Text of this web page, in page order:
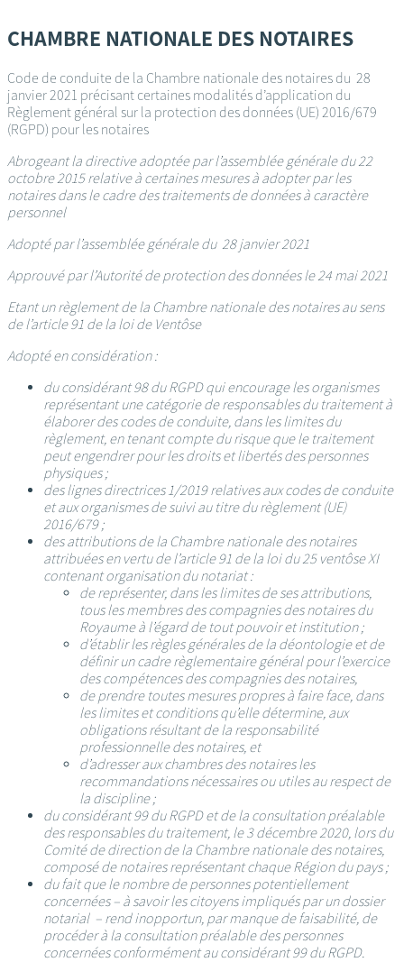
au
contenu
CHAMBRE NATIONALE DES NOTAIRES
Code de conduite de la Chambre nationale des notaires du 28
janvier 2021 précisant certaines modalités d’application du
Règlement général sur la protection des données (UE) 2016/679
(RGPD) pour les notaires
Abrogeant la directive adoptée par l’assemblée générale du 22
octobre 2015 relative à certaines mesures à adopter par les
notaires dans le cadre des traitements de données à caractère
personnel
Adopté par l’assemblée générale du 28 janvier 2021
Approuvé par l’Autorité de protection des données le 24 mai 2021
Etant un règlement de la Chambre nationale des notaires au sens
de l’article 91 de la loi de Ventôse
Adopté en considération :
du considérant 98 du RGPD qui encourage les organismes
représentant une catégorie de responsables du traitement à
élaborer des codes de conduite, dans les limites du
règlement, en tenant compte du risque que le traitement
peut engendrer pour les droits et libertés des personnes
physiques ;
des lignes directrices 1/2019 relatives aux codes de conduite
et aux organismes de suivi au titre du règlement (UE)
2016/679 ;
des attributions de la Chambre nationale des notaires
attribuées en vertu de l’article 91 de la loi du 25 ventôse XI
contenant organisation du notariat :
de représenter, dans les limites de ses attributions,
tous les membres des compagnies des notaires du
Royaume à l’égard de tout pouvoir et institution ;
d’établir les règles générales de la déontologie et de
définir un cadre règlementaire général pour l’exercice
des compétences des compagnies des notaires,
de prendre toutes mesures propres à faire face, dans
les limites et conditions qu’elle détermine, aux
obligations résultant de la responsabilité
professionnelle des notaires, et
d’adresser aux chambres des notaires les
recommandations nécessaires ou utiles au respect de
la discipline ;
du considérant 99 du RGPD et de la consultation préalable
des responsables du traitement, le 3 décembre 2020, lors du
Comité de direction de la Chambre nationale des notaires,
composé de notaires représentant chaque Région du pays ;
du fait que le nombre de personnes potentiellement
concernées – à savoir les citoyens impliqués par un dossier
notarial – rend inopportun, par manque de faisabilité, de
procéder à la consultation préalable des personnes
concernées conformément au considérant 99 du RGPD.